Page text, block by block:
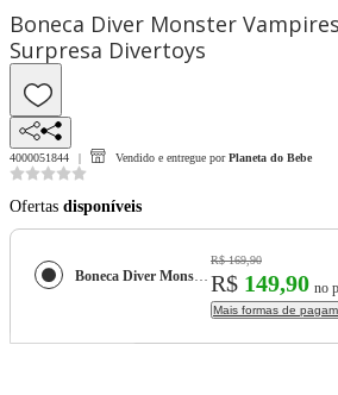
Boneca Diver Monster
Surpresa Divertoys
4000051844 Vendido e entregue por Planeta do Bebe
Ofertas disponíveis
Boneca Diver Monster Vampiresca Acessório Surpresa Divertoys
R$ 169,90
R$ 149,90 no
Mais formas de